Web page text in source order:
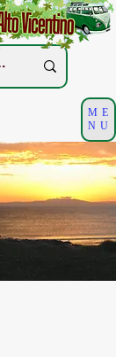
ME
NU